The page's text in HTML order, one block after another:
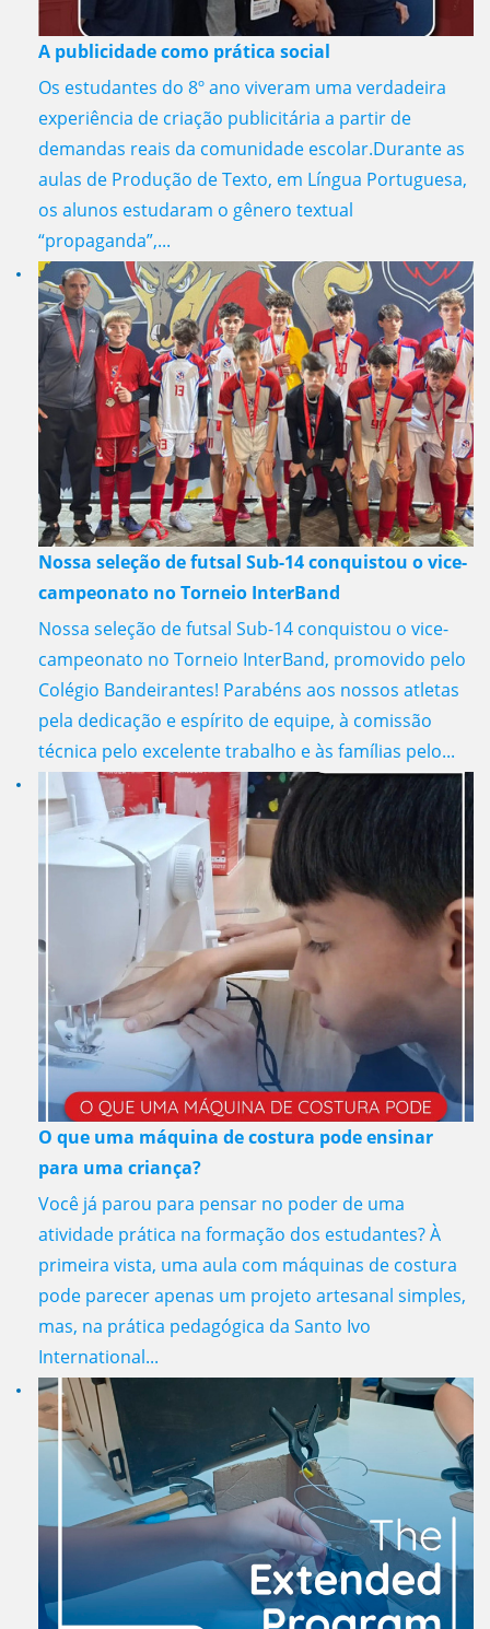
A publicidade como prática social
Os estudantes do 8º ano viveram uma verdadeira
experiência de criação publicitária a partir de
demandas reais da comunidade escolar.Durante as
aulas de Produção de Texto, em Língua Portuguesa,
os alunos estudaram o gênero textual
“propaganda”,...
Nossa seleção de futsal Sub-14 conquistou o vice-
campeonato no Torneio InterBand
Nossa seleção de futsal Sub-14 conquistou o vice-
campeonato no Torneio InterBand, promovido pelo
Colégio Bandeirantes! Parabéns aos nossos atletas
pela dedicação e espírito de equipe, à comissão
técnica pelo excelente trabalho e às famílias pelo...
O que uma máquina de costura pode ensinar
para uma criança?
Você já parou para pensar no poder de uma
atividade prática na formação dos estudantes? À
primeira vista, uma aula com máquinas de costura
pode parecer apenas um projeto artesanal simples,
mas, na prática pedagógica da Santo Ivo
International...